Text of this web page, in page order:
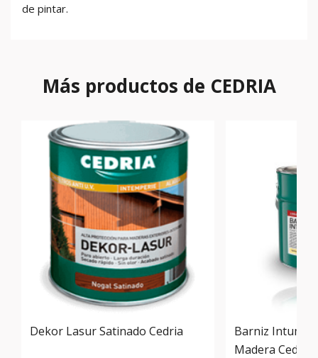
de pintar.
Más productos de CEDRIA
Dekor Lasur Satinado Cedria
Barniz
Madera Cedria